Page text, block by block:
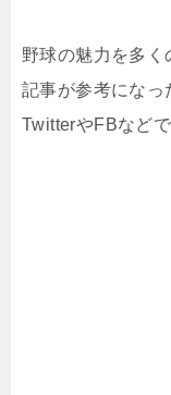
野球の魅力を多く
記事が参考になっ
TwitterやFBなどで